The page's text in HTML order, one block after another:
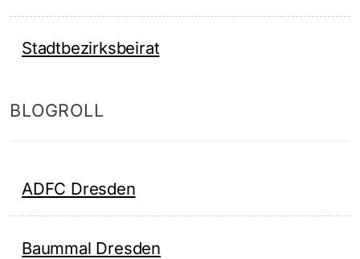
Stadtbezirksbeirat
BLOGROLL
ADFC Dresden
Baummal Dresden